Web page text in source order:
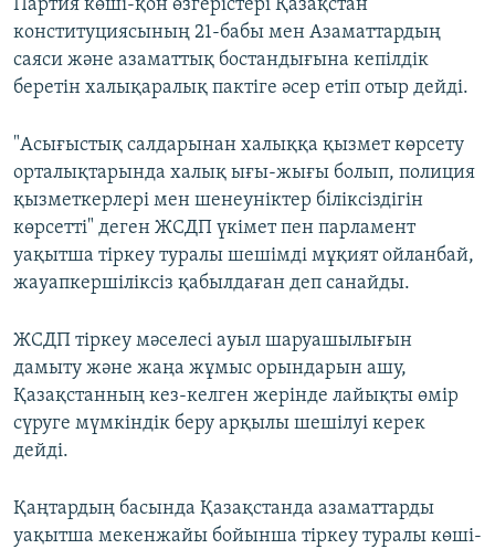
Партия көші-қон өзгерістері Қазақстан
конституциясының 21-бабы мен Азаматтардың
саяси және азаматтық бостандығына кепілдік
беретін халықаралық пактіге әсер етіп отыр дейді.
"Асығыстық салдарынан халыққа қызмет көрсету
орталықтарында халық ығы-жығы болып, полиция
қызметкерлері мен шенеуніктер біліксіздігін
көрсетті" деген ЖСДП үкімет пен парламент
уақытша тіркеу туралы шешімді мұқият ойланбай,
жауапкершіліксіз қабылдаған деп санайды.
ЖСДП тіркеу мәселесі ауыл шаруашылығын
дамыту және жаңа жұмыс орындарын ашу,
Қазақстанның кез-келген жерінде лайықты өмір
сүруге мүмкіндік беру арқылы шешілуі керек
дейді.
Қаңтардың басында Қазақстанда азаматтарды
уақытша мекенжайы бойынша тіркеу туралы көші-